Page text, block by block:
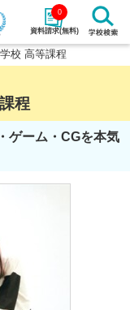
資料請求(無料)
0
特徴から探す
信越
校 高等課程
程
ゲーム・CGを本気